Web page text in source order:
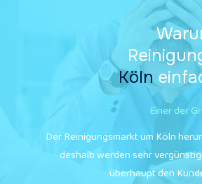
Köln
Einer der
Der Reinigungsmarkt um Köln
deshalb werden sehr
überhaupt den